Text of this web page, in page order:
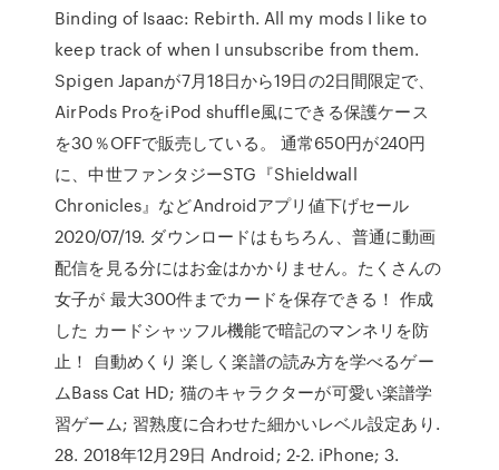
Binding of Isaac: Rebirth. All my mods I like to
keep track of when I unsubscribe from them.
Spigen Japanが7月18日から19日の2日間限定で、
AirPods ProをiPod shuffle風にできる保護ケース
を30％OFFで販売している。 通常650円が240円
に、中世ファンタジーSTG『Shieldwall
Chronicles』などAndroidアプリ値下げセール
2020/07/19. ダウンロードはもちろん、普通に動画
配信を見る分にはお金はかかりません。たくさんの
女子が 最大300件までカードを保存できる！ 作成
した カードシャッフル機能で暗記のマンネリを防
止！ 自動めくり 楽しく楽譜の読み方を学べるゲー
ムBass Cat HD; 猫のキャラクターが可愛い楽譜学
習ゲーム; 習熟度に合わせた細かいレベル設定あり.
28. 2018年12月29日 Android; 2-2. iPhone; 3.